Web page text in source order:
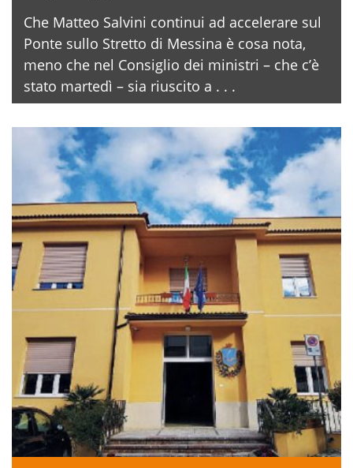
Che Matteo Salvini continui ad accelerare sul
Ponte sullo Stretto di Messina è cosa nota,
meno che nel Consiglio dei ministri – che c’è
stato martedì – sia riuscito a . . .